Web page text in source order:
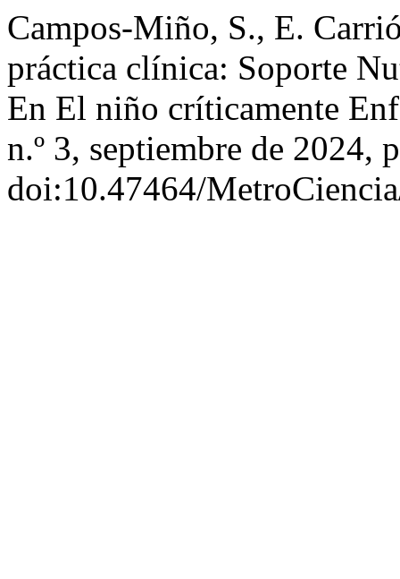
Campos-Miño, S., E.
práctica clínica: Soporte
En El niño críticamente
n.º 3, septiembre de 2024,
doi:10.47464/